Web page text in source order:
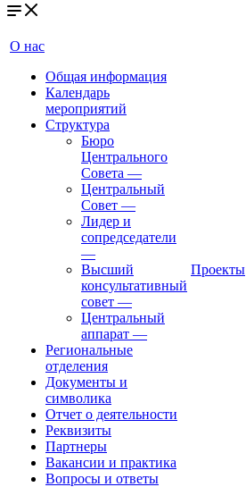
О нас
Общая информация
Календарь
мероприятий
Структура
Бюро
Центрального
Совета —
Центральный
Совет —
Лидер и
сопредседатели
—
Высший
консультативный
совет —
Центральный
аппарат —
Региональные
отделения
Документы и
символика
Отчет о деятельности
Реквизиты
Партнеры
Вакансии и практика
Вопросы и ответы
Проекты